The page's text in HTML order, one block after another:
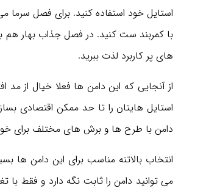
استایل خود استفاده کنید. برای فصل سرما
با کمربند ست کنید. در فصل جذاب بهار هم
های پر کاربرد لذت ببرید.
از آنجایی که این دامن ها فعلا خیال از
استایل هایتان را تا حد ممکن اقتصادی
دامن با طرح ها و برش های مختلف برای خود
می توانید دامن را ثابت نگه دارد و فقط